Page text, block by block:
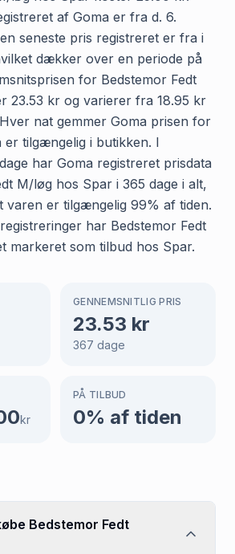
af Goma er fra d. 6.
seneste pris registreret er fra i
dækker over en periode på
for Bedstemor Fedt
23.53 kr og varierer fra 18.95 kr
nat gemmer Goma prisen for
tilgængelig i butikken. I
har Goma registreret prisdata
M/løg hos Spar i 365 dage i alt,
varen er tilgængelig 99% af tiden.
har Bedstemor Fedt
markeret som tilbud hos Spar.
GENNEMSNITLIG PRIS
23.53 kr
367 dage
kr
PÅ TILBUD
0% af tiden
Bedstemor Fedt